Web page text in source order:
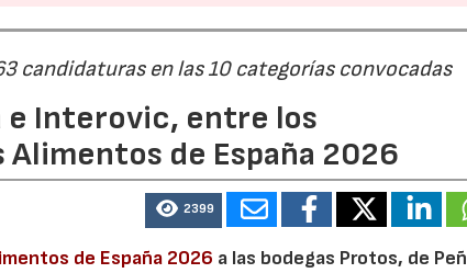
candidaturas en las 10 categorías convocadas
e Interovic, entre los
de España 2026
2399
de España 2026 a las bodegas Protos, de